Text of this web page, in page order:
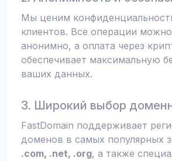
Мы ценим
клиентов. Все операции
анонимно, а оплата через
обеспечивает максимальную
ваших данных.
3. Широкий выбор
FastDomain поддерживает
доменов в самых популярных
.com, .net, .org, а также